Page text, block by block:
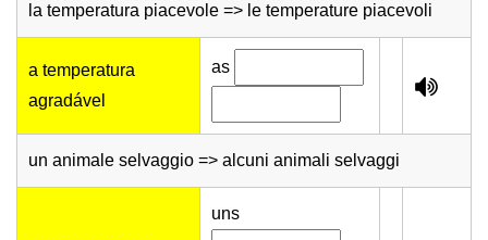
la temperatura piacevole => le temperature piacevoli
a temperatura
agradável
as
un animale selvaggio => alcuni animali selvaggi
uns